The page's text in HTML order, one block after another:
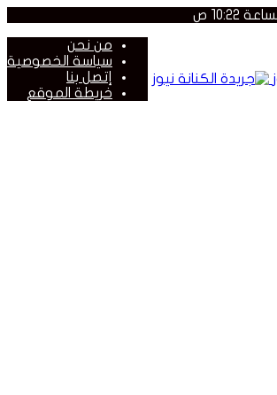
من نحن
سياسة الخصوصية
إتصل بنا
خريطة الموقع